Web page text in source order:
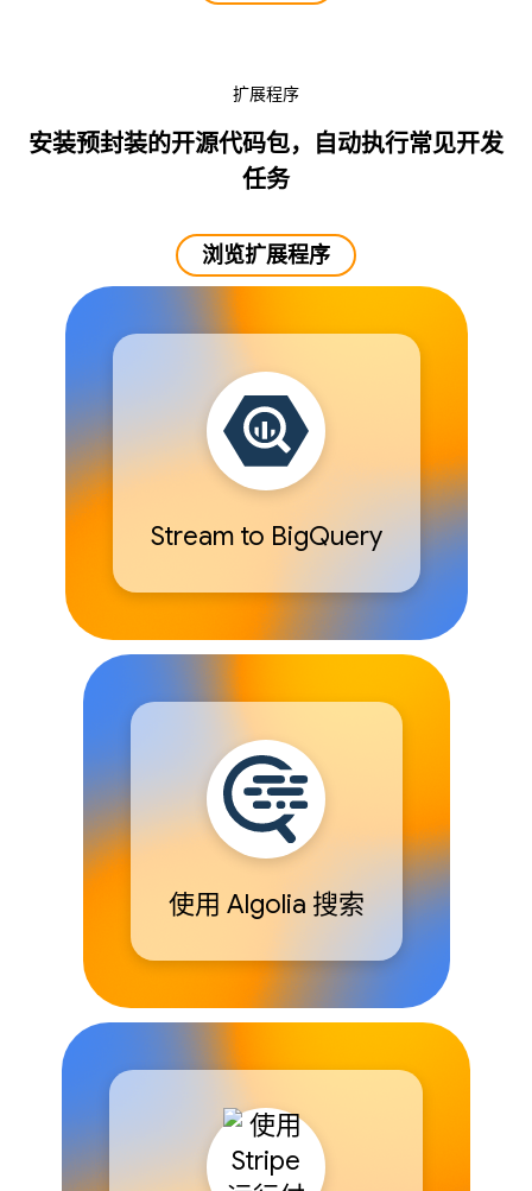
扩展程序
安装预封装的开源代码包，自动执行常见开发
任务
浏览扩展程序
Stream to BigQuery
使用 Algolia 搜索